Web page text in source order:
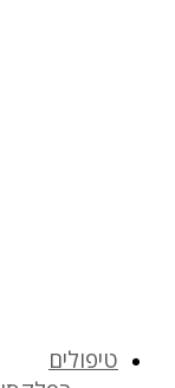
טיפולים